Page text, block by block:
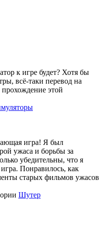
к игре будет? Хотя бы
всё-таки перевод на
этой
игра! Я был
ужаса и борьбы за
убедительны, что я
Понравилось, как
старых фильмов ужасов
Шутер